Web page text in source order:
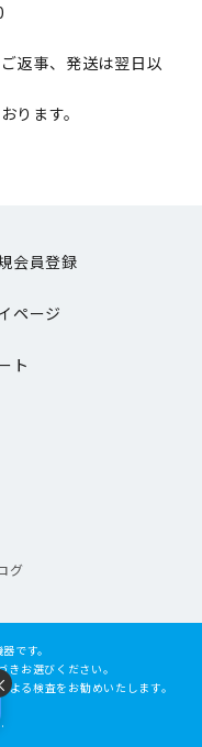
返事、発送は翌日以
ります。
会員登録
ページ
ト
グ
です。
お選びください。
よる検査をお勧めいたします。